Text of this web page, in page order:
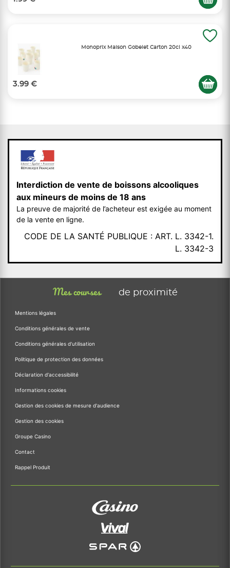
Monoprix Maison Gobelet Carton 20cl x40
3.99 €
Interdiction de vente de boissons alcooliques
aux mineurs de moins de 18 ans
La preuve de majorité de l’acheteur est exigée au moment
de la vente en ligne.
CODE DE LA SANTÉ PUBLIQUE : ART. L. 3342-1.
L. 3342-3
Mes courses de proximité
Mentions légales
Conditions générales de vente
Conditions générales d'utilisation
Politique de protection des données
Déclaration d'accessibilité
Informations cookies
Gestion des cookies de mesure d'audience
Gestion des cookies
Groupe Casino
Contact
Rappel Produit